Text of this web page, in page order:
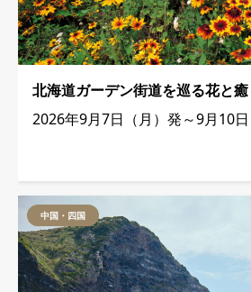
北海道ガーデン街道を巡る花と
2026年9月7日（月）発～9月10
中国・四国